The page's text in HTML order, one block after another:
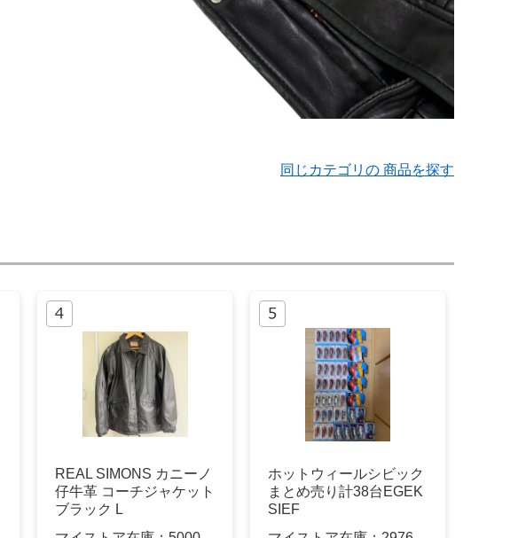
同じカテゴリの 商品を探す
REAL SIMONS カニーノ
仔牛革 コーチジャケット
ブラック L
ホットウィールシビック
まとめ売り計38台EGEK
SIEF